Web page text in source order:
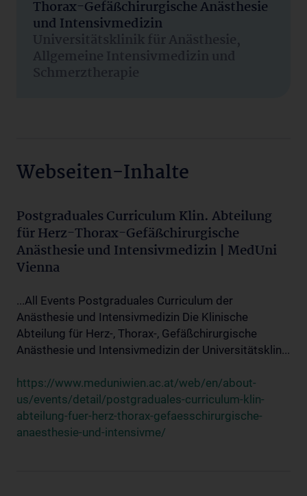
Thorax-Gefäßchirurgische Anästhesie
und Intensivmedizin
Universitätsklinik für Anästhesie,
Allgemeine Intensivmedizin und
Schmerztherapie
Webseiten-Inhalte
Postgraduales Curriculum Klin. Abteilung
für Herz-Thorax-Gefäßchirurgische
Anästhesie und Intensivmedizin | MedUni
Vienna
...All Events Postgraduales Curriculum der
Anästhesie und Intensivmedizin Die Klinische
Abteilung für Herz-, Thorax-, Gefäßchirurgische
Anästhesie und Intensivmedizin der Universitätsklin...
https://www.meduniwien.ac.at/web/en/about-
us/events/detail/postgraduales-curriculum-klin-
abteilung-fuer-herz-thorax-gefaesschirurgische-
anaesthesie-und-intensivme/